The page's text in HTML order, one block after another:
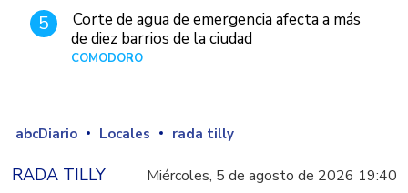
5
Corte de agua de emergencia afecta a más
de diez barrios de la ciudad
COMODORO
abcDiario Locales rada tilly
RADA TILLY Miércoles, 5 de agosto de 2026 19:40